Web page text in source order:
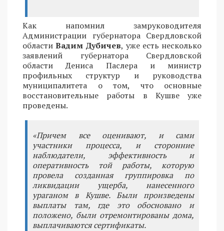
Как напомнил замруководителя
Администрации губернатора Свердловской
областиВадим Дубичев, уже есть несколько
заявлений губернатора Свердловской
области Дениса Паслера и министр
профильных структур и руководства
муниципалитета о том, что основные
восстановительные работы в Кушве уже
проведены.
«Причем все оценивают, и сами
участники процесса, и сторонние
наблюдатели, эффективность и
оперативность той работы, которую
провела созданная группировка по
ликвидации ущерба, нанесенного
ураганом в Кушве. Были произведены
выплаты там, где это обосновано и
положено, были отремонтированы дома,
выплачиваются сертификаты.